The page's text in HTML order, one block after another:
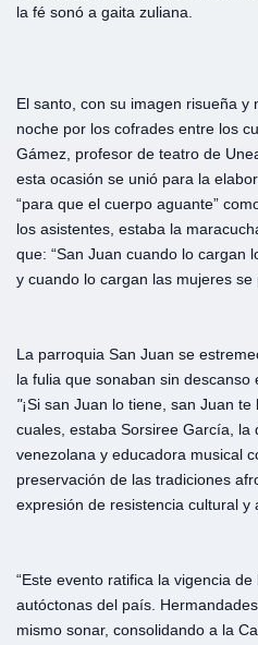
la fé sonó a gaita zuliana.
El santo, con su imagen risueña y
noche por los cofrades entre los
Gámez, profesor de teatro de
esta ocasión se unió para la
“para que el cuerpo aguante”
los asistentes, estaba la
que: “San Juan cuando lo cargan
y cuando lo cargan las mujeres se
La parroquia San Juan se
la fulia que sonaban sin
"¡Si san Juan lo tiene, san Juan
cuales, estaba Sorsiree García, la
venezolana y educadora musical
preservación de las tradiciones
expresión de resistencia cultural y
“Este evento ratifica la vigencia
autóctonas del país.
mismo sonar, consolidando a la